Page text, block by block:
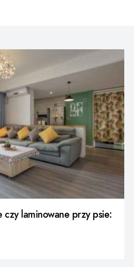
czy laminowane przy psie: